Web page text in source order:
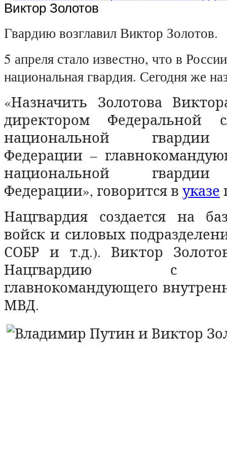
Виктор Золотов
Гвардию возглавил Виктор Золотов.
5 апреля стало известно, что в
национальная гвардия. Сегодня же
«Назначить Золотова
директором Федеральной
национальной гвардии
Федерации –
национальной гвардии
Федерации», говорится в указе
Нацгвардия создается на
войск и силовых
СОБР и т.д.). Виктор
Нацгвардию с
главнокомандующего
МВД.